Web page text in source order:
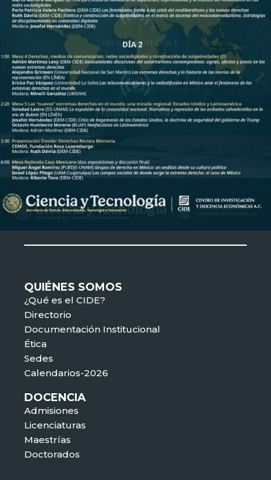
Transmisión Día 1
Transmisión Día 2
QUIÉNES SOMOS
¿Qué es el CIDE?
Directorio
Documentación Institucional
Ética
Sedes
Calendarios-2026
DOCENCIA
Admisiones
Licenciaturas
Maestrías
Doctorados